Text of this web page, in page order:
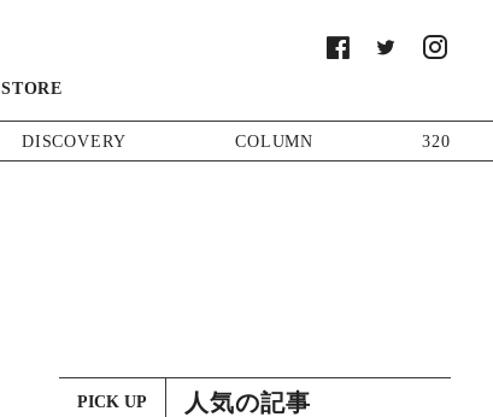
STORE
DISCOVERY COLUMN 320
人気の記事
PICK UP